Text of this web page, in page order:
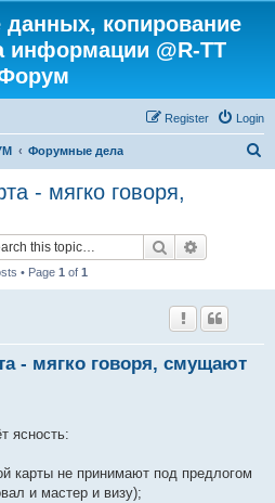
данных, копирование
информации @R-TT
Login
Register
Форумные дела
- мягко говоря,
Search
• Page 1 of 1
- мягко говоря, смущают
ясность:
карты не принимают под предлогом
и мастер и визу);